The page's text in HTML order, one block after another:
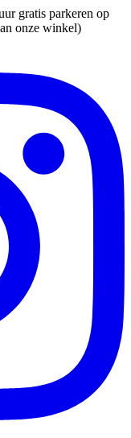
gratis parkeren op
onze winkel)